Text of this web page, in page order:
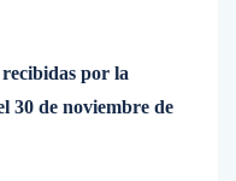
por la
30 de noviembre de